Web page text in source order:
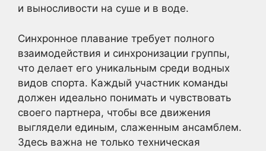
и выносливости на суше и в воде.
Синхронное плавание требует полного
взаимодействия и синхронизации группы,
что делает его уникальным среди водных
видов спорта. Каждый участник команды
должен идеально понимать и чувствовать
своего партнера, чтобы все движения
выглядели единым, слаженным ансамблем.
Здесь важна не только техническая